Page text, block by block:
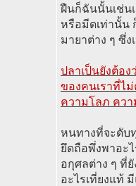
ฝืนก็ฉันนั้นเช่น
หรือมีดเท่านั้น
มายาต่าง ๆ ซึ่
ปลาเป็นยังต้อ
ของคนเราที่ไ
ความโลภ ควา
หนทางที่จะดับ
ยึดถือพึ่งพาอะ
อกุศลต่าง ๆ ที่
อะไรเที่ยงแท้